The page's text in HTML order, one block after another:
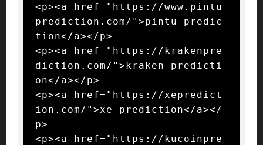
<p><a href="https://www.pintu
prediction.com/">pintu predic
tion</a></p>
<p><a href="https://krakenpre
diction.com/">kraken predicti
on</a></p>
<p><a href="https://xepredict
ion.com/">xe prediction</a></
p>
<p><a href="https://kucoinpre